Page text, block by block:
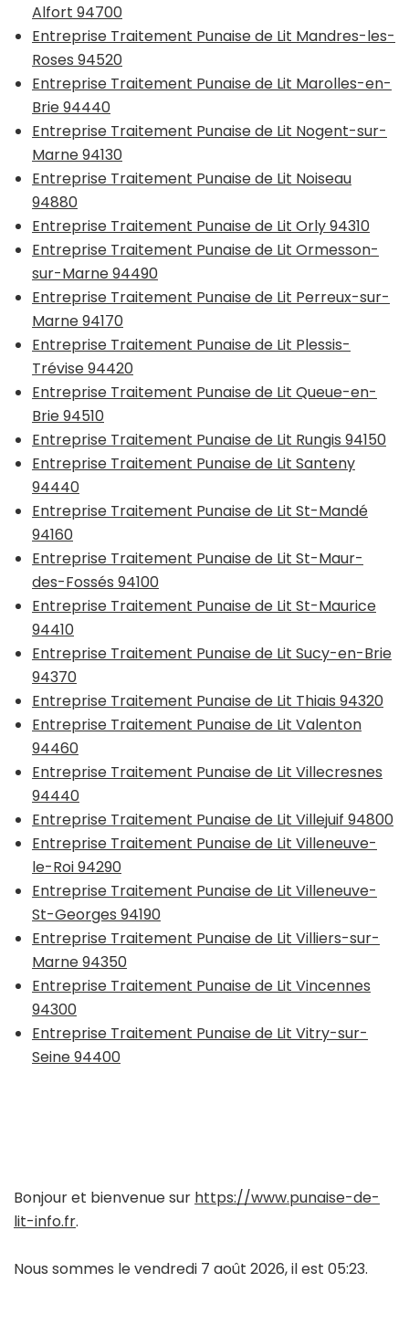
Alfort 94700
Entreprise Traitement Punaise de Lit Mandres-les-
Roses 94520
Entreprise Traitement Punaise de Lit Marolles-en-
Brie 94440
Entreprise Traitement Punaise de Lit Nogent-sur-
Marne 94130
Entreprise Traitement Punaise de Lit Noiseau
94880
Entreprise Traitement Punaise de Lit Orly 94310
Entreprise Traitement Punaise de Lit Ormesson-
sur-Marne 94490
Entreprise Traitement Punaise de Lit Perreux-sur-
Marne 94170
Entreprise Traitement Punaise de Lit Plessis-
Trévise 94420
Entreprise Traitement Punaise de Lit Queue-en-
Brie 94510
Entreprise Traitement Punaise de Lit Rungis 94150
Entreprise Traitement Punaise de Lit Santeny
94440
Entreprise Traitement Punaise de Lit St-Mandé
94160
Entreprise Traitement Punaise de Lit St-Maur-
des-Fossés 94100
Entreprise Traitement Punaise de Lit St-Maurice
94410
Entreprise Traitement Punaise de Lit Sucy-en-Brie
94370
Entreprise Traitement Punaise de Lit Thiais 94320
Entreprise Traitement Punaise de Lit Valenton
94460
Entreprise Traitement Punaise de Lit Villecresnes
94440
Entreprise Traitement Punaise de Lit Villejuif 94800
Entreprise Traitement Punaise de Lit Villeneuve-
le-Roi 94290
Entreprise Traitement Punaise de Lit Villeneuve-
St-Georges 94190
Entreprise Traitement Punaise de Lit Villiers-sur-
Marne 94350
Entreprise Traitement Punaise de Lit Vincennes
94300
Entreprise Traitement Punaise de Lit Vitry-sur-
Seine 94400
Bonjour et bienvenue sur https://www.punaise-de-
lit-info.fr.
Nous sommes le vendredi 7 août 2026, il est 05:23.